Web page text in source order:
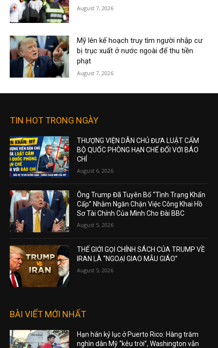
August 7, 2026
Mỹ lên kế hoạch truy tìm người nhập cư
bị trục xuất ở nước ngoài để thu tiền
phạt
August 7, 2026
TIN HOT TRONG NGÀY
THƯỢNG VIỆN DÂN CHỦ ĐƯA LUẬT CẤM
BỘ QUỐC PHÒNG HẠN CHẾ ĐỐI VỚI BÁO
CHÍ
August 6, 2026
Ông Trump Đã Tuyên Bố “Tình Trạng Khẩn
Cấp” Nhằm Ngăn Chặn Việc Công Khai Hồ
Sơ Tài Chính Của Mình Cho Đài BBC
August 5, 2026
THẾ GIỚI GỌI CHÍNH SÁCH CỦA TRUMP VỀ
IRAN LÀ “NGOẠI GIAO MẪU GIÁO”
August 5, 2026
BÀI VIẾT MỚI NHẤT
Hạn hán kỷ lục ở Puerto Rico: Hàng trăm
nghìn dân Mỹ “kêu trời”, Washington vẫn